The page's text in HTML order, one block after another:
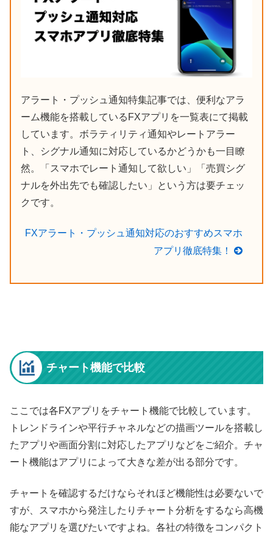
アラート・プッシュ通知特集記事では、便利なアラ
ーム機能を搭載しているFXアプリを一覧表にて掲載
しています。ボラティリティ通知やレートアラー
ト、シグナル通知に対応しているかどうかも一目瞭
然。「スマホでレート通知して欲しい」「売買シグ
ナルを外出先でも確認したい」という方は要チェッ
クです。
FXアラート・プッシュ通知対応のおすすめスマホ
アプリ徹底特集！
チャート機能で比較
ここでは各FXアプリをチャート機能で比較しています。
トレンドラインや平行チャネルなどの描画ツールを搭載し
たアプリや画面分割に対応したアプリなどをご紹介。チャ
ート機能はアプリによって大きな差が出る部分です。
チャートを確認するだけならそれほど機能性は必要ないで
すが、スマホから発注したりチャート分析をするなら高機
能なアプリを選びたいですよね。各社の特徴をコンパクト